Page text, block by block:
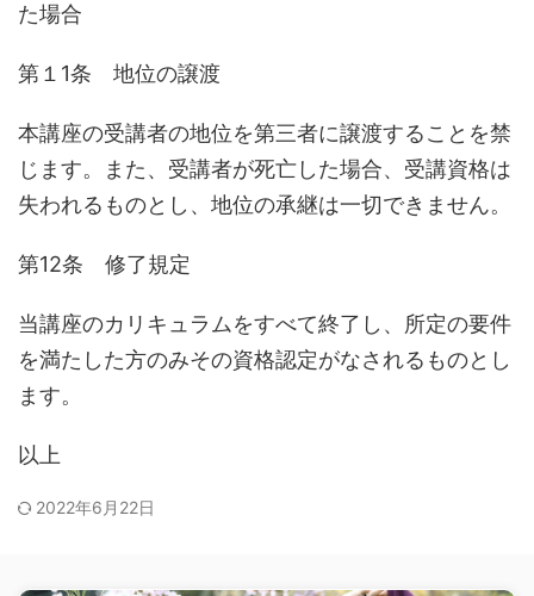
た場合
第１1条 地位の譲渡
本講座の受講者の地位を第三者に譲渡することを禁
じます。また、受講者が死亡した場合、受講資格は
失われるものとし、地位の承継は一切できません。
第12条 修了規定
当講座のカリキュラムをすべて終了し、所定の要件
を満たした方のみその資格認定がなされるものとし
ます。
以上
2022年6月22日